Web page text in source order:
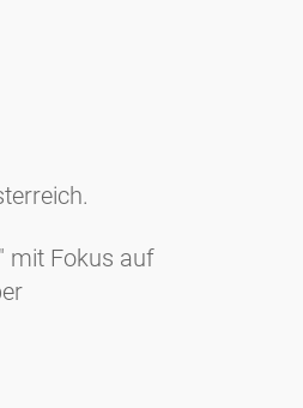
mit Fokus auf